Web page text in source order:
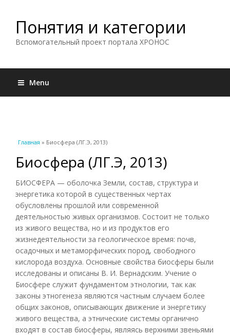
Понятия и категории
Вспомогательный проект портала ХРОНОС
Menu
Вы здесь
Главная » Биосфера (ЛГ.Э, 2013)
Биосфера (ЛГ.Э, 2013)
БИОСФЕРА — оболочка Земли, состав, структура и
энергетика которой в существенных чертах
обусловлены прошлой или современной
деятельностью живых организмов. Состоит не только
из живого вещества, но и из продуктов его
жизнедеятельности за геологическое время: почв,
осадочных и метаморфических пород, свободного
кислорода воздуха. Основные свойства биосферы были
исследованы и описаны В. И. Вернадским. Учение о
Биосфере служит фундаментом этнологии, так как
законы этногенеза являются частным случаем более
общих законов, описывающих движение и энергетику
живого вещества, а этнические системы органично
входят в состав биосферы, являясь верхними звеньями